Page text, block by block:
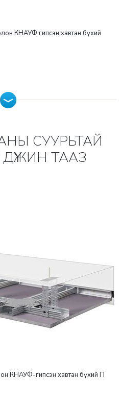
КНАУФ гипсэн хавтан бүхий
СУУРЬТАЙ
ТААЗ
КНАУФ-гипсэн хавтан бүхий П